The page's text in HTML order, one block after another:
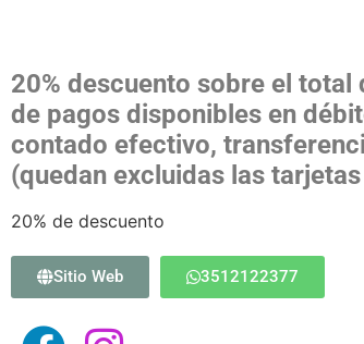
20% descuento sobre el
de pagos disponibles en
contado efectivo,
(quedan excluidas las
20% de descuento
Sitio Web 3512122377